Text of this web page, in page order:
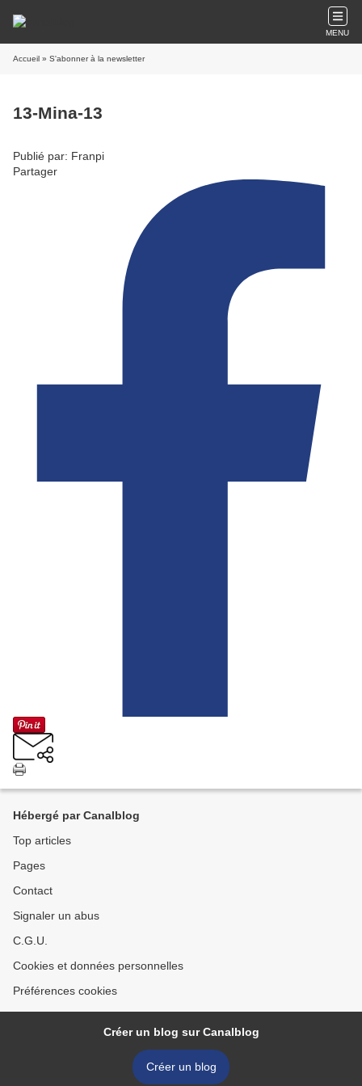
MENU
Accueil » S'abonner à la newsletter
13-Mina-13
Publié par: Franpi
Partager
Hébergé par Canalblog
Top articles
Pages
Contact
Signaler un abus
C.G.U.
Cookies et données personnelles
Préférences cookies
Créer un blog sur Canalblog
Créer un blog